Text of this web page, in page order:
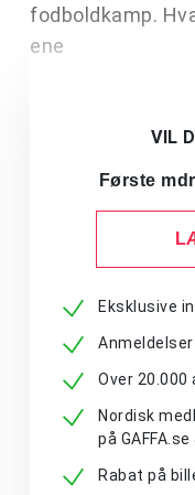
fodboldkamp.
ene
VIL
Første
Eksklusive
Over
Nordisk
på GAFFA.se
Rabat på